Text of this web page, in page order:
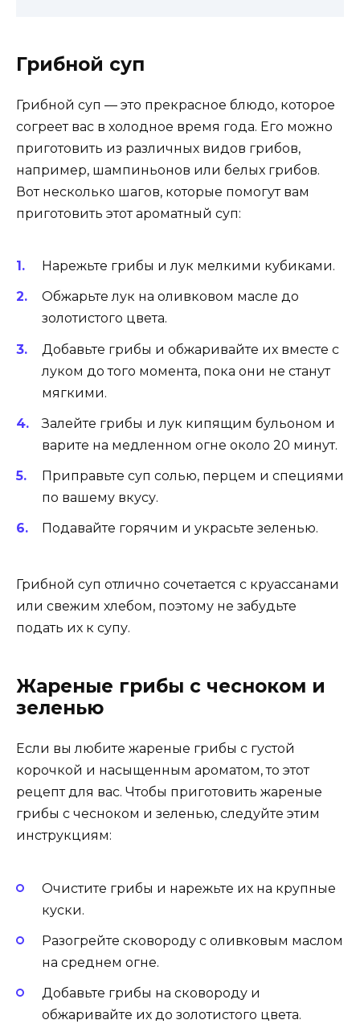
Грибной суп
Грибной суп — это прекрасное блюдо, которое
согреет вас в холодное время года. Его можно
приготовить из различных видов грибов,
например, шампиньонов или белых грибов.
Вот несколько шагов, которые помогут вам
приготовить этот ароматный суп:
Нарежьте грибы и лук мелкими кубиками.
Обжарьте лук на оливковом масле до
золотистого цвета.
Добавьте грибы и обжаривайте их вместе с
луком до того момента, пока они не станут
мягкими.
Залейте грибы и лук кипящим бульоном и
варите на медленном огне около 20 минут.
Приправьте суп солью, перцем и специями
по вашему вкусу.
Подавайте горячим и украсьте зеленью.
Грибной суп отлично сочетается с круассанами
или свежим хлебом, поэтому не забудьте
подать их к супу.
Жареные грибы с чесноком и
зеленью
Если вы любите жареные грибы с густой
корочкой и насыщенным ароматом, то этот
рецепт для вас. Чтобы приготовить жареные
грибы с чесноком и зеленью, следуйте этим
инструкциям:
Очистите грибы и нарежьте их на крупные
куски.
Разогрейте сковороду с оливковым маслом
на среднем огне.
Добавьте грибы на сковороду и
обжаривайте их до золотистого цвета.